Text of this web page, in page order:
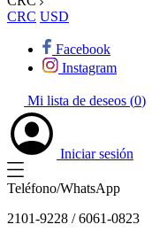
CRC USD
Facebook
Instagram
Mi lista de deseos (0)
Iniciar sesión
Teléfono/WhatsApp
2101-9228 / 6061-0823